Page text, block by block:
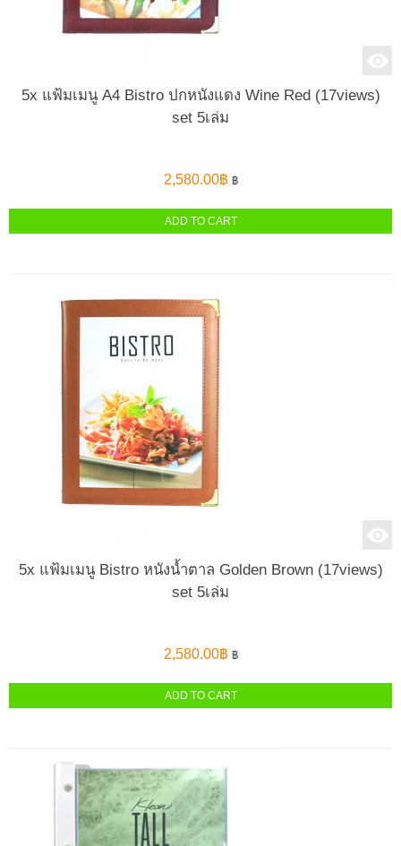
5x แฟ้มเมนู A4 Bistro ปกหนังแดง Wine Red (17views)
set 5เล่ม
2,580.00฿ ฿
ADD TO CART
5x แฟ้มเมนู Bistro หนังน้ำตาล Golden Brown (17views)
set 5เล่ม
2,580.00฿ ฿
ADD TO CART